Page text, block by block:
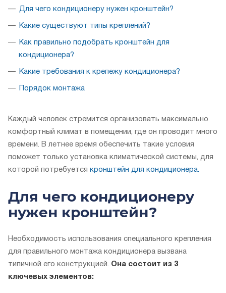
Для чего кондиционеру нужен кронштейн?
Какие существуют типы креплений?
Как правильно подобрать кронштейн для
кондиционера?
Какие требования к крепежу кондиционера?
Порядок монтажа
Каждый человек стремится организовать максимально
комфортный климат в помещении, где он проводит много
времени. В летнее время обеспечить такие условия
поможет только установка климатической системы, для
которой потребуется кронштейн для кондиционера.
Для чего кондиционеру
нужен кронштейн?
Необходимость использования специального крепления
для правильного монтажа кондиционера вызвана
типичной его конструкцией. Она состоит из 3
ключевых элементов: